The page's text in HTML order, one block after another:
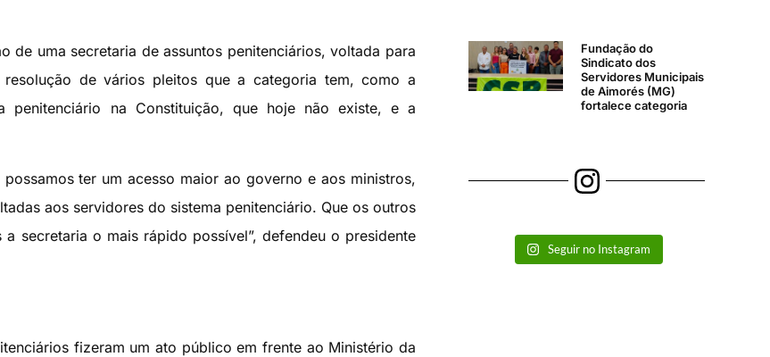
uma secretaria de assuntos penitenciários, voltada para
de vários pleitos que a categoria tem, como a
penitenciário na Constituição, que hoje não existe, e a
ter um acesso maior ao governo e aos ministros,
aos servidores do sistema penitenciário. Que os outros
secretaria o mais rápido possível”, defendeu o presidente
fizeram um ato público em frente ao Ministério da
Fundação do
Sindicato dos
Servidores Municipais
de Aimorés (MG)
fortalece categoria
Seguir no Instagram